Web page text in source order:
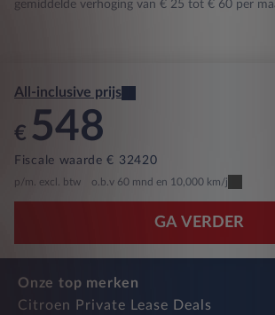
gemiddelde verhoging van € 25 tot € 60 per
All-inclusive prijs
€ 548
Fiscale waarde € 32420
p/m. excl. btw o.b.v 60 mnd en 10,000 km/j
GA VERDER
Onze top merken
Citroen Private Lease Deals